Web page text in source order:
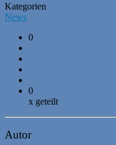
Kategorien
News
0
0
x geteilt
Autor